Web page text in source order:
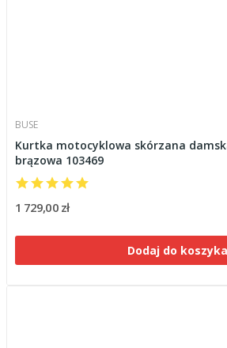
BUSE
Kurtka motocyklowa skórzana
brązowa 103469
1 729,00 zł
Dodaj do koszyka